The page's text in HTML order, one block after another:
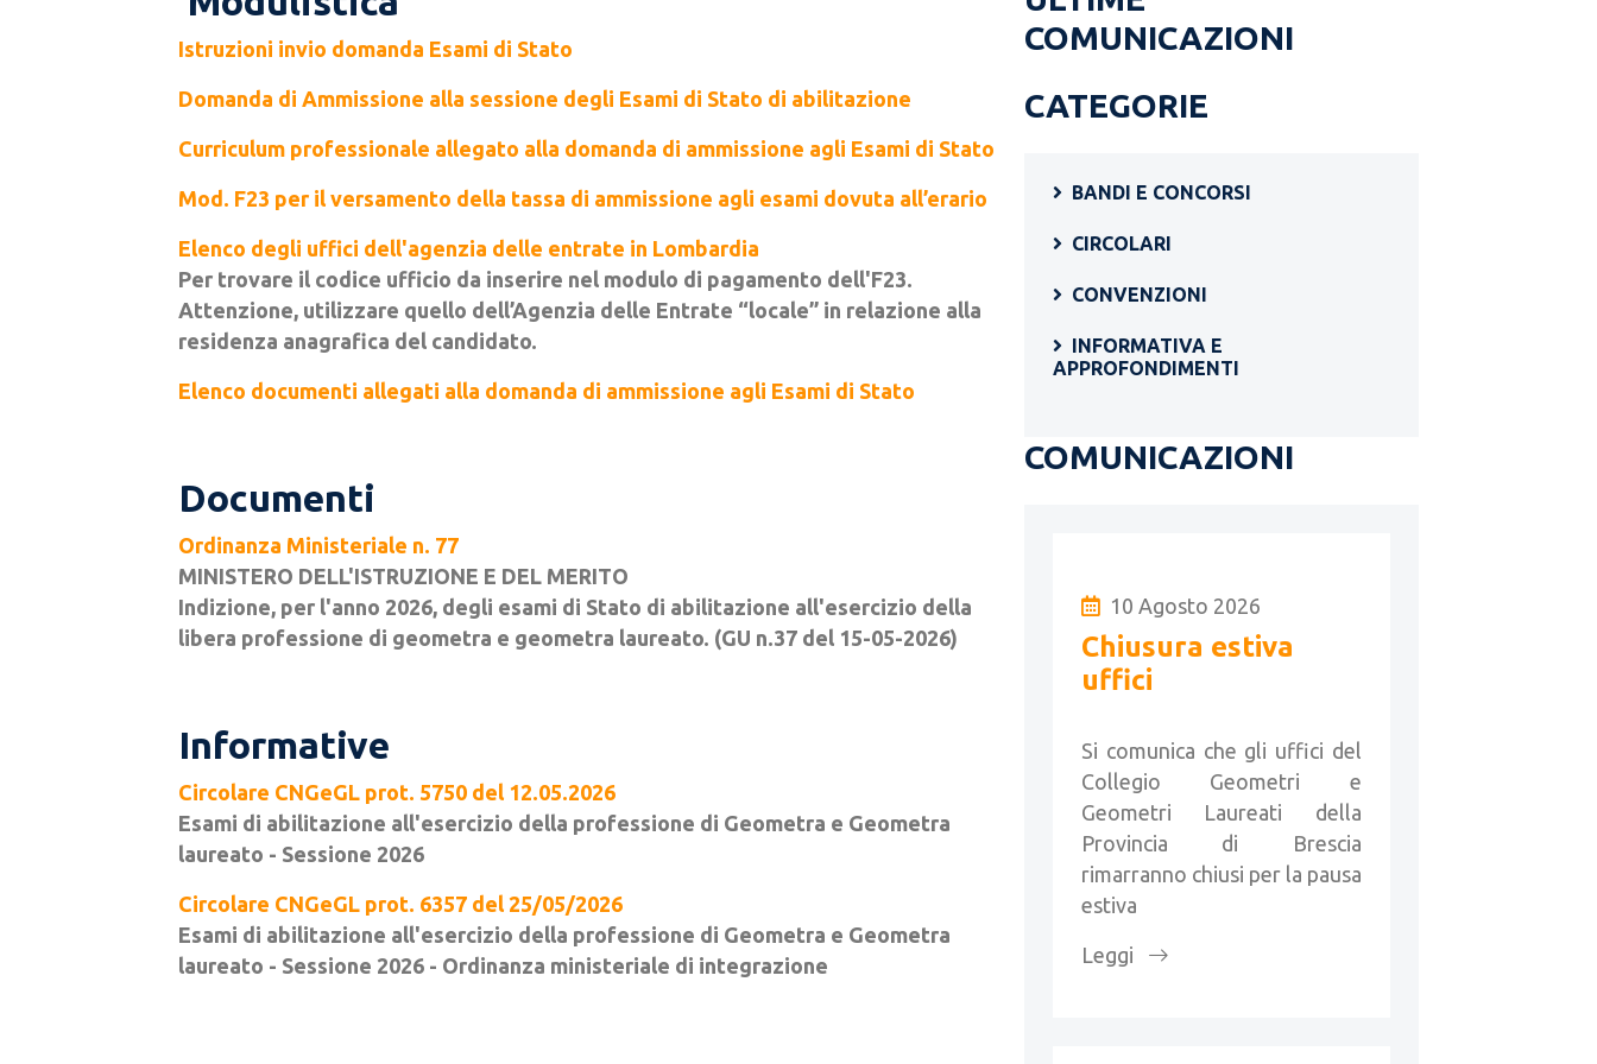
Istruzioni invio domanda Esami di Stato
Domanda di Ammissione alla sessione degli Esami di Stato di abilitazione
Curriculum professionale allegato alla domanda di ammissione agli Esami di Stato
Mod. F23 per il versamento della tassa di ammissione agli esami dovuta all’erario
Elenco degli uffici dell'agenzia delle entrate in Lombardia
Per trovare il codice ufficio da inserire nel modulo di pagamento dell'F23.
Attenzione, utilizzare quello dell’Agenzia delle Entrate “locale” in relazione alla
residenza anagrafica del candidato.
Elenco documenti allegati alla domanda di ammissione agli Esami di Stato
Documenti
Ordinanza Ministeriale n. 77
MINISTERO DELL'ISTRUZIONE E DEL MERITO
Indizione, per l'anno 2026, degli esami di Stato di abilitazione all'esercizio della
libera professione di geometra e geometra laureato. (GU n.37 del 15-05-2026)
Informative
Circolare CNGeGL prot. 5750 del 12.05.2026
Esami di abilitazione all'esercizio della professione di Geometra e Geometra
laureato - Sessione 2026
Circolare CNGeGL prot. 6357 del 25/05/2026
Esami di abilitazione all'esercizio della professione di Geometra e Geometra
laureato - Sessione 2026 - Ordinanza ministeriale di integrazione
COMUNICAZIONI
CATEGORIE
BANDI E CONCORSI
CIRCOLARI
CONVENZIONI
INFORMATIVA E
APPROFONDIMENTI
COMUNICAZIONI
10 Agosto 2026
Chiusura estiva
uffici
Si comunica che gli uffici del
Collegio Geometri e
Geometri Laureati della
Provincia di Brescia
rimarranno chiusi per la pausa
estiva
Leggi